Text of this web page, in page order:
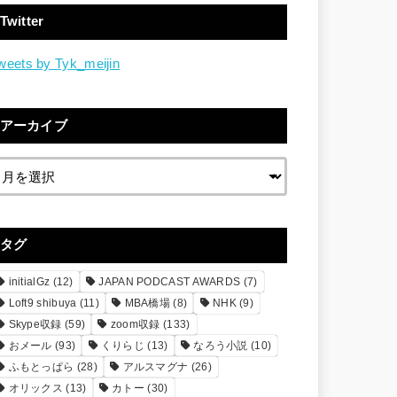
Twitter
by Tyk_meijin
アーカイブ
タグ
initialGz (12) JAPAN PODCAST AWARDS (7)
Loft9 shibuya (11) MBA橋場 (8) NHK (9)
Skype収録 (59) zoom収録 (133)
おメール (93) くりらじ (13) なろう小説 (10)
ふもとっぱら (28) アルスマグナ (26)
オリックス (13) カトー (30)